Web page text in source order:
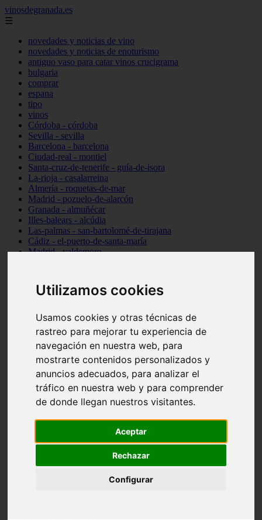
Utilizamos cookies
Usamos cookies y otras técnicas de
rastreo para mejorar tu experiencia de
navegación en nuestra web, para
mostrarte contenidos personalizados y
anuncios adecuados, para analizar el
tráfico en nuestra web y para comprender
de donde llegan nuestros visitantes.
Aceptar
Rechazar
Configurar
vinosdegranada.es
☰
novedades y noticias de vino
novedades y noticias de enoturismo
antiguo vaso para catar vinos crucigrama
bulgaria
comprar
espana
tipo
vinos
Córdoba - córdoba
Sevilla - sevilla
Barcelona - barcelona
Ciudad-real - montiel
Santa-cruz-de-tenerife - guía-de-isora
La-rioja - casalarreina
Almería - roquetas-de-mar
Madrid - pozuelo-de-alarcón
Granada - almuñécar
Illes-balears - alcúdia
Las-palmas - san-bartolomé-de-tirajana
Cádiz - el-puerto-de-santa-maría
Madrid - valdemoro
Cantabria - suances
Sevilla - bormujos
Málaga - júzcar
Huesca - alquézar
Huesca - castejón-de-sos
Lleida - alt-àneu
Córdoba - almedinilla
Navarra - zangoza
Cantabria - arenas-de-iguña
Barcelona - la-pobla-de-lillet
Murcia - cartagena
Madrid - nuevo-baztán